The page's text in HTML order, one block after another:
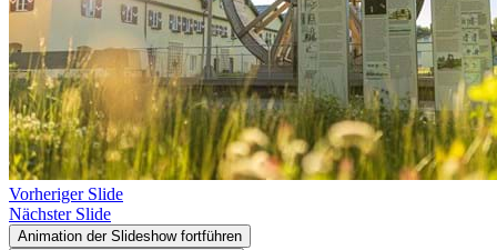
Vorheriger Slide
Nächster Slide
Animation der Slideshow fortführen